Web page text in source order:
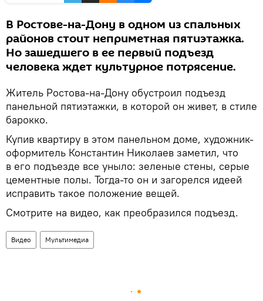
В Ростове-на-Дону в одном из спальных
районов стоит неприметная пятиэтажка.
Но зашедшего в ее первый подъезд
человека ждет культурное потрясение.
Житель Ростова-на-Дону обустроил подъезд
панельной пятиэтажки, в которой он живет, в стиле
барокко.
Купив квартиру в этом панельном доме, художник-
оформитель Константин Николаев заметил, что
в его подъезде все уныло: зеленые стены, серые
цементные полы. Тогда-то он и загорелся идеей
исправить такое положение вещей.
Смотрите на видео, как преобразился подъезд.
Видео Мультимедиа